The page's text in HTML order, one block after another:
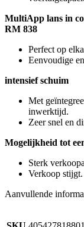
MultiApp lans in
RM 838
Perfect op
Eenvoudige
intensief schuim
Met
inwerktijd.
Zeer snel en
Mogelijkheid tot
Sterk
Verkoop stijgt.
Aanvullende